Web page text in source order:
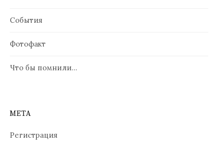
События
Фотофакт
Что бы помнили…
МЕТА
Регистрация